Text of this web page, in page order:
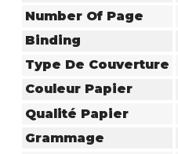
Number Of Page
Binding
Type De Couverture
Couleur Papier
Qualité Papier
Grammage